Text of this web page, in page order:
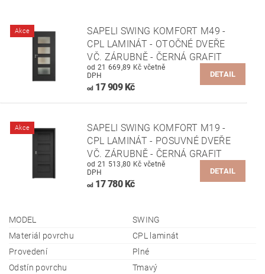
Akce
SAPELI SWING KOMFORT M49 -
CPL LAMINÁT - OTOČNÉ DVEŘE
VČ. ZÁRUBNĚ - ČERNÁ GRAFIT
od 21 669,89 Kč včetně
DPH
od17 909 Kč
DETAIL
Akce
SAPELI SWING KOMFORT M19 -
CPL LAMINÁT - POSUVNÉ DVEŘE
VČ. ZÁRUBNĚ - ČERNÁ GRAFIT
od 21 513,80 Kč včetně
DPH
od17 780 Kč
DETAIL
MODEL
SWING
Materiál povrchu
CPL laminát
Provedení
Plné
Odstín povrchu
Tmavý